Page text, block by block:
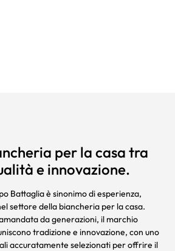
per la casa tra
e innovazione.
Battaglia è sinonimo di esperienza,
settore della biancheria per la casa.
da generazioni, il marchio
tradizione e innovazione, con uno
accuratamente selezionati per offrire il